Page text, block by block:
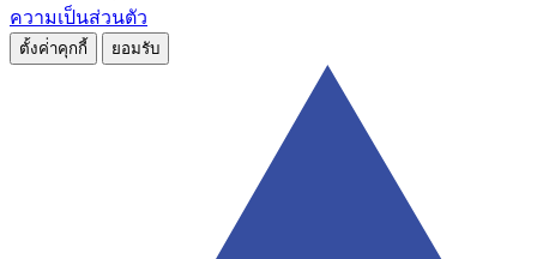
ความเป็นส่วนตัว
ตั้งค่่าคุกกี้ ยอมรับ